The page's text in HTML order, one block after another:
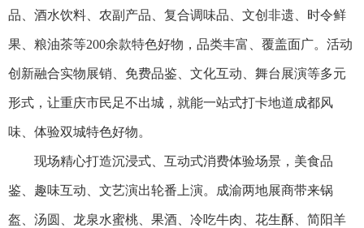
品、酒水饮料、农副产品、复合调味品、文创非遗、时令鲜
果、粮油茶等200余款特色好物，品类丰富、覆盖面广。活动
创新融合实物展销、免费品鉴、文化互动、舞台展演等多元
形式，让重庆市民足不出城，就能一站式打卡地道成都风
味、体验双城特色好物。
现场精心打造沉浸式、互动式消费体验场景，美食品
鉴、趣味互动、文艺演出轮番上演。成渝两地展商带来锅
盔、汤圆、龙泉水蜜桃、果酒、冷吃牛肉、花生酥、简阳羊